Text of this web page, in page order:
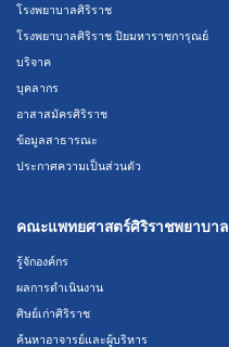
โรงพยาบาลศิริราช
โรงพยาบาลศิริราช ปิยมหาราชการุณย์
บริจาค
บุคลากร
อาสาสมัครศิริราช
ข้อมูลสาธารณะ
ประกาศความเป็นส่วนตัว
คณะแพทยศาสตร์ศิริราชพยาบาล
รู้จักองค์กร
ผลการดำเนินงาน
ศิษย์เก่าศิริราช
ค้นหาอาจารย์และผู้บริหาร